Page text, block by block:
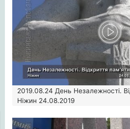
2019.08.24 День Незалежності.
Ніжин 24.08.2019